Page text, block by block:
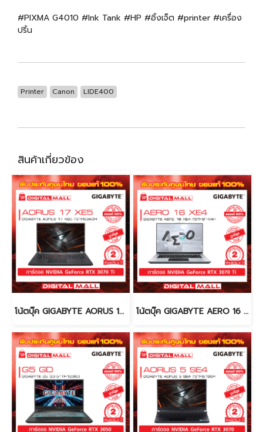
#PIXMA G4010 #Ink Tank #HP #อิ้งเจ็ต #printer #เครื่อง
ปริ้น
Printer Canon LIDE400
สินค้าเกี่ยวข้อง
โน้ตบุ๊ค GIGABYTE AORUS 17 XE5-73TH534GH (Notebook) โน้ตบุ๊ค GIGABYTE AERO 16 XE4-73TH914AH (Notebook)